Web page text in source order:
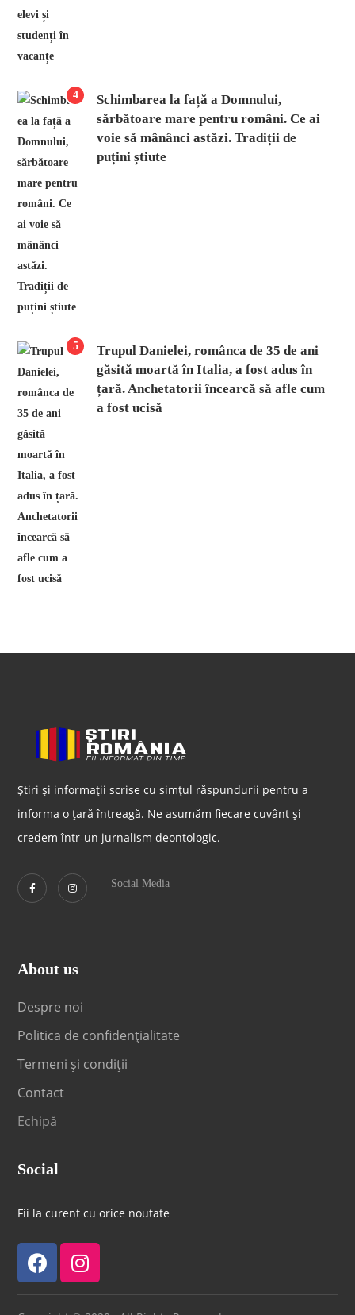
4
Schimbarea la față a Domnului,
sărbătoare mare pentru români. Ce ai
voie să mânânci astăzi. Tradiții de
puțini știute
5
Trupul Danielei, românca de 35 de ani
găsită moartă în Italia, a fost adus în
țară. Anchetatorii încearcă să afle cum
a fost ucisă
Știri și informații scrise cu simțul răspundurii pentru a
informa o țară întreagă. Ne asumăm fiecare cuvânt și
credem într-un jurnalism deontologic.
Social Media
About us
Despre noi
Politica de confidențialitate
Termeni și condiții
Contact
Echipă
Social
Fii la curent cu orice noutate